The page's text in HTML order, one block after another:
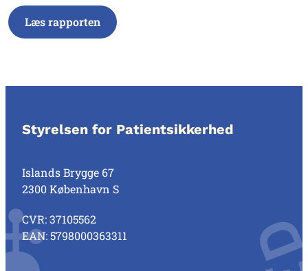
Læs rapporten
Styrelsen for Patientsikkerhed
Islands Brygge 67
2300 København S
CVR: 37105562
EAN: 5798000363311